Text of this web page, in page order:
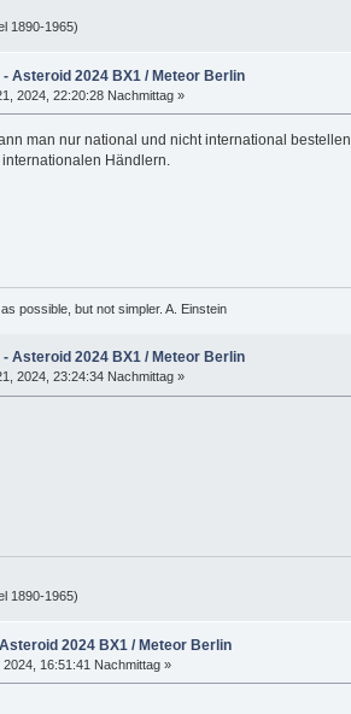
1890-1965)
Asteroid 2024 BX1 / Meteor Berlin
2024, 22:20:28 Nachmittag »
man nur national und nicht international bestellen.
Händlern.
possible, but not simpler. A. Einstein
Asteroid 2024 BX1 / Meteor Berlin
2024, 23:24:34 Nachmittag »
1890-1965)
2024 BX1 / Meteor Berlin
2024, 16:51:41 Nachmittag »